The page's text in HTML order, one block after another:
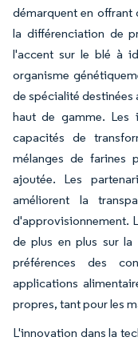
démarquent en offrant
la différenciation de
l'accent sur le blé à
organisme
de spécialité destinées
haut de gamme. Les
capacités de
mélanges de farines
ajoutée. Les
améliorent la
d'approvisionnement.
de plus en plus sur
préférences des
applications
propres, tant pour les
L'innovation dans la